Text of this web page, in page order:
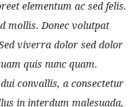
elementum ac sed felis.
mollis. Donec volutpat
viverra dolor sed dolor
quis nunc quam.
convallis, a consectetur
in interdum malesuada,